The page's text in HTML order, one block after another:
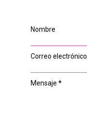
Nombre
Correo electrónico
Mensaje *